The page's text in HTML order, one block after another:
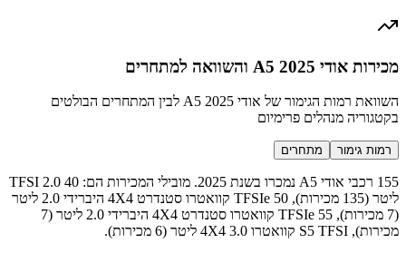
מכירות אודי A5 2025 והשוואה למתחרים
השוואת רמות הגימור של אודי A5 2025 לבין המתחרים הבולטים
בקטגוריה מנהלים פרימיום
רמות גימור מתחרים
155 רכבי אודי A5 נמכרו בשנת 2025. מובילי המכירות הם: 40 TFSI 2.0
ליטר (135 מכירות), 50 TFSIe קוואטרו סטנדרט 4X4 היברידי 2.0 ליטר
(7 מכירות), 55 TFSIe קוואטרו סטנדרט 4X4 היברידי 2.0 ליטר (7
מכירות), S5 TFSI קוואטרו 4X4 3.0 ליטר (6 מכירות).